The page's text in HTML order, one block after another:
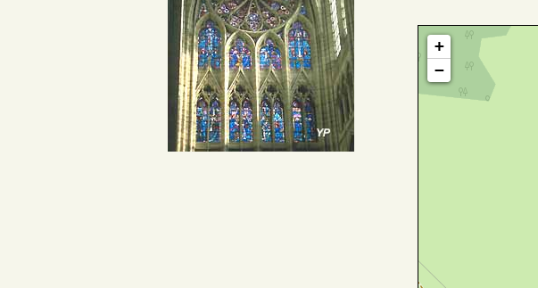
+
−